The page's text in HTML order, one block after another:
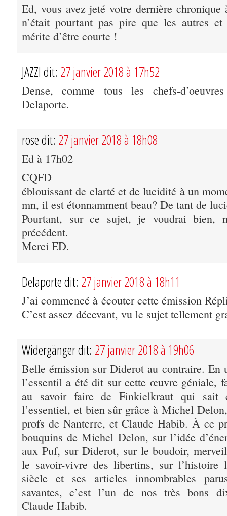
Ed, vous avez jeté votre dernière
n’était pourtant pas pire que les autres
mérite d’être courte !
JAZZI dit: 27 janvier 2018 à 17h52
Dense, comme tous les chefs-
Delaporte.
rose dit: 27 janvier 2018 à 18h08
Ed à 17h02
CQFD
éblouissant de clarté et de lucidité à un
mn, il est étonnamment beau? De tant de
Pourtant, sur ce sujet, je voudrai bien,
précédent.
Merci ED.
Delaporte dit: 27 janvier 2018 à 18h11
J’ai commencé à écouter cette émission
C’est assez décevant, vu le sujet tellement
Widergänger dit: 27 janvier 2018 à 19h06
Belle émission sur Diderot au contraire. En
l’essentil a été dit sur cette œuvre géniale,
au savoir faire de Finkielkraut qui sait
l’essentiel, et bien sûr grâce à Michel
profs de Nanterre, et Claude Habib. À ce
bouquins de Michel Delon, sur l’idée
aux Puf, sur Diderot, sur le boudoir,
le savoir-vivre des libertins, sur
siècle et ses articles innombrables
savantes, c’est l’un de nos très bons
Claude Habib.